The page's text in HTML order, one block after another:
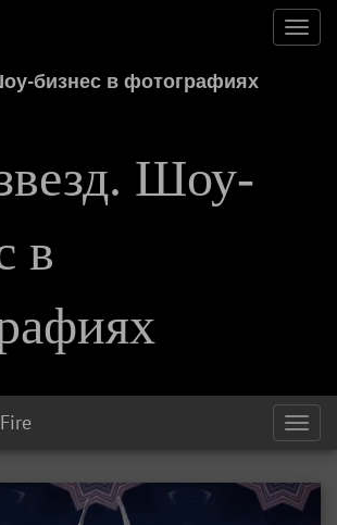
бизнес в фотографиях
Шоу-
в